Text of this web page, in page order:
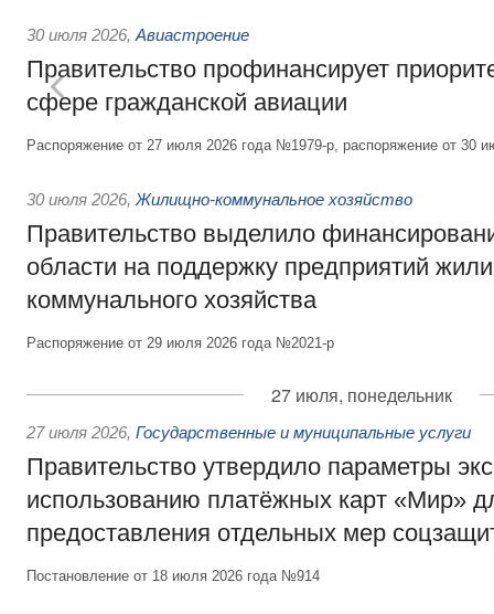
30 июля 2026, Авиастроение
Правительство профинансирует
сфере гражданской авиации
Распоряжение от 27 июля 2026 года №1979-р, распоряжение от 30
30 июля 2026, Жилищно-коммунальное хозяйство
Правительство выделило
области на поддержку предприятий
коммунального хозяйства
Распоряжение от 29 июля 2026 года №2021-р
27 июля, понедельник
27 июля 2026, Государственные и муниципальные услуги
Правительство утвердило параметры
использованию платёжных карт «Мир»
предоставления отдельных мер
Постановление от 18 июля 2026 года №914